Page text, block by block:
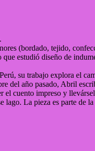
(bordado, tejido,
estudió diseño de
su trabajo explora el
del año pasado, Abril
el cuento impreso y
lago. La pieza es parte de